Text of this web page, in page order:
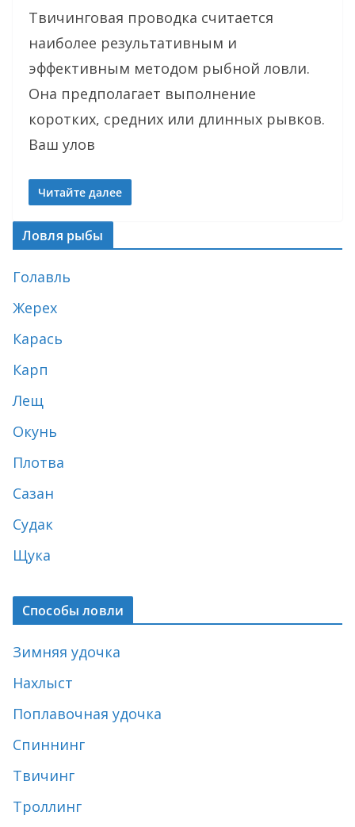
Твичинговая проводка считается
наиболее результативным и
эффективным методом рыбной ловли.
Она предполагает выполнение
коротких, средних или длинных рывков.
Ваш улов
Читайте далее
Ловля рыбы
Голавль
Жерех
Карась
Карп
Лещ
Окунь
Плотва
Сазан
Судак
Щука
Способы ловли
Зимняя удочка
Нахлыст
Поплавочная удочка
Спиннинг
Твичинг
Троллинг